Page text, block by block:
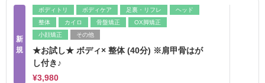
新
規
ボディトリ ボディケア 足裏・リフレ
ヘッド
整体
カイロ 骨盤矯正
OX脚矯正
小顔矯正
その他
★お試し★ ボディ× 整体 (40分) ※肩甲骨はが
し付き♪
¥3,980